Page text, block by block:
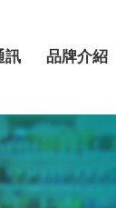
訊 品牌介紹